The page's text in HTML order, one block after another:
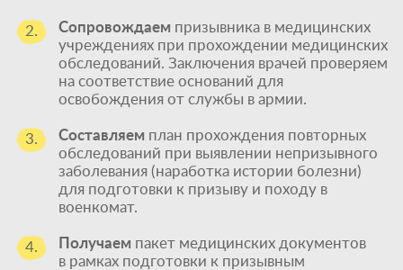
2. Сопровождаем призывника в медицинских
учреждениях при прохождении медицинских
обследований. Заключения врачей проверяем
на соответствие оснований для
освобождения от службы в армии.
3. Составляем план прохождения повторных
обследований при выявлении непризывного
заболевания (наработка истории болезни)
для подготовки к призыву и походу в
военкомат.
4. Получаем пакет медицинских документов
в рамках подготовки к призывным